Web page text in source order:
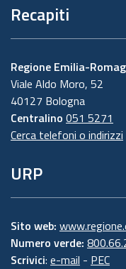
Recapiti
Regione Emilia-
Viale Aldo Moro, 52
40127 Bologna
Centralino 051 5271
Cerca telefoni o indirizzi
URP
Sito web:
Numero verde:
Scrivici: e-mail - PEC